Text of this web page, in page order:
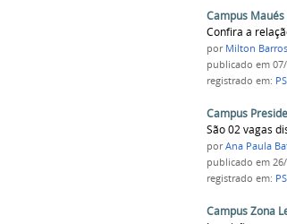
Campus
Confira a
por Milton Barros
publicado em
registrado em:
Campus
São 02 vagas
porAna Paula
publicado em
registrado em:
Campus Zona